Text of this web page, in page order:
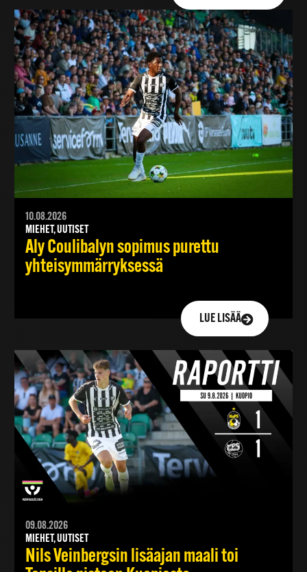
10.08.2026
MIEHET, UUTISET
Aly Coulibalyn sopimus purettu
yhteisymmärryksessä
LUE LISÄÄ
09.08.2026
MIEHET, UUTISET
Nils Veinbergsin lisäajan maali toi